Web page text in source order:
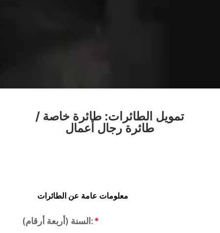
تمويل الطائرات: طائرة خاصة /
طائرة رجال أعمال
السنة (أربعة أرقام):